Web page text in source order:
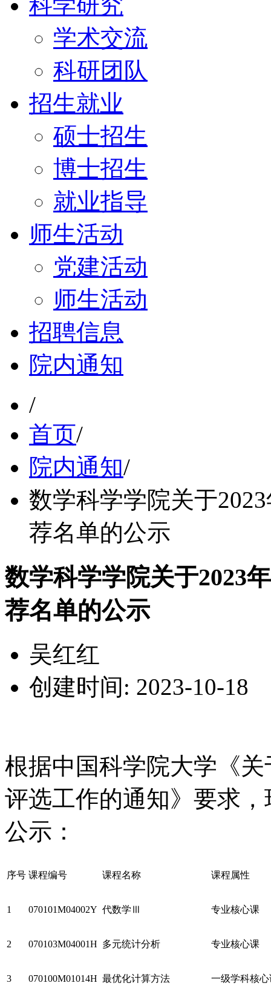
学术交流
科研团队
招生就业
硕士招生
博士招生
就业指导
师生活动
党建活动
师生活动
招聘信息
院内通知
/
首页/
院内通知/
数学科学学院关于
荐名单的公示
数学科学学院关于2023
荐名单的公示
吴红红
创建时间: 2023-10-18
根据中国科学院大学《
评选工作的通知》要求
公示：
序号 课程编号 课程名称 课程属性
1 070101M04002Y 代数学Ⅲ 专业核心课
2 070103M04001H 多元统计分析 专业核心课
3 070100M01014H 最优化计算方法 一级学科核心